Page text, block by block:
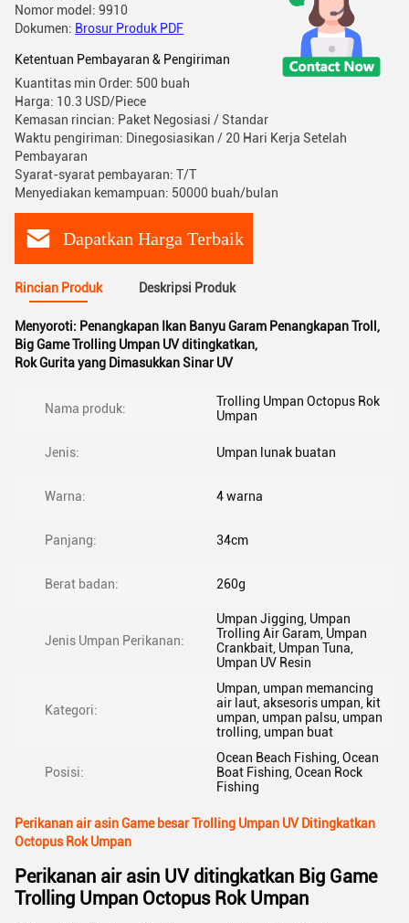
Nomor model: 9910
Dokumen: Brosur Produk PDF
Ketentuan Pembayaran & Pengiriman
Kuantitas min Order: 500 buah
Harga: 10.3 USD/Piece
Kemasan rincian: Paket Negosiasi / Standar
Waktu pengiriman: Dinegosiasikan / 20 Hari Kerja Setelah
Pembayaran
Syarat-syarat pembayaran: T/T
Menyediakan kemampuan: 50000 buah/bulan
Dapatkan Harga Terbaik
Rincian Produk Deskripsi Produk
Menyoroti: Penangkapan Ikan Banyu Garam Penangkapan Troll ,
Big Game Trolling Umpan UV ditingkatkan,
Rok Gurita yang Dimasukkan Sinar UV
Nama produk:
Trolling Umpan Octopus Rok
Umpan
Jenis: Umpan lunak buatan
Warna: 4 warna
Panjang: 34cm
Berat badan: 260g
Jenis Umpan Perikanan:
Umpan Jigging, Umpan
Trolling Air Garam, Umpan
Crankbait, Umpan Tuna,
Umpan UV Resin
Kategori:
Umpan, umpan memancing
air laut, aksesoris umpan, kit
umpan, umpan palsu, umpan
trolling, umpan buat
Posisi:
Ocean Beach Fishing, Ocean
Boat Fishing, Ocean Rock
Fishing
Perikanan air asin Game besar Trolling Umpan UV Ditingkatkan
Octopus Rok Umpan
Perikanan air asin UV ditingkatkan Big Game
Trolling Umpan Octopus Rok Umpan